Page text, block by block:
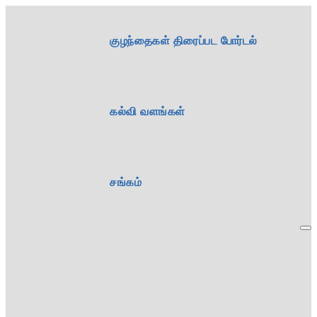
குழந்தைகள் திரைப்பட போர்டல்
கல்வி வளங்கள்
சங்கம்